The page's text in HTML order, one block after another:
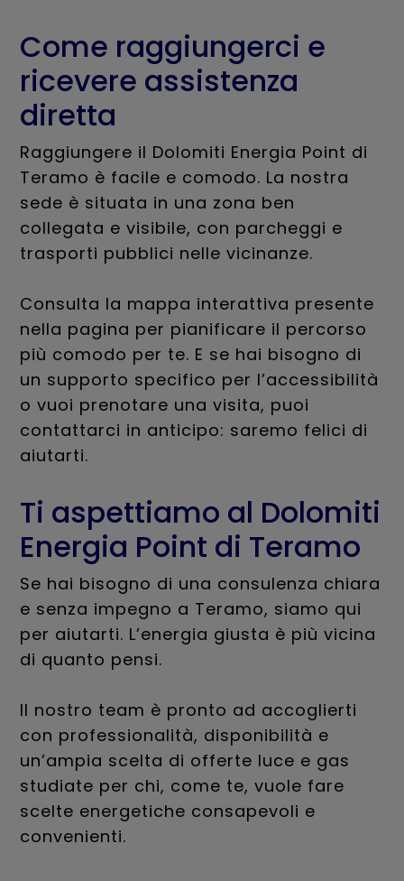
Come raggiungerci e
ricevere assistenza
diretta
Raggiungere il Dolomiti Energia Point di
Teramo è facile e comodo. La nostra
sede è situata in una zona ben
collegata e visibile, con parcheggi e
trasporti pubblici nelle vicinanze.
Consulta la mappa interattiva presente
nella pagina per pianificare il percorso
più comodo per te. E se hai bisogno di
un supporto specifico per l’accessibilità
o vuoi prenotare una visita, puoi
contattarci in anticipo: saremo felici di
aiutarti.
Ti aspettiamo al Dolomiti
Energia Point di Teramo
Se hai bisogno di una consulenza chiara
e senza impegno a Teramo, siamo qui
per aiutarti. L’energia giusta è più vicina
di quanto pensi.
Il nostro team è pronto ad accoglierti
con professionalità, disponibilità e
un’ampia scelta di offerte luce e gas
studiate per chi, come te, vuole fare
scelte energetiche consapevoli e
convenienti.